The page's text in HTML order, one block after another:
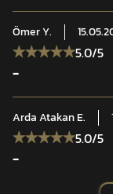
ÖmerY.
5.0/5
-
Arda AtakanE.
5.0/5
-